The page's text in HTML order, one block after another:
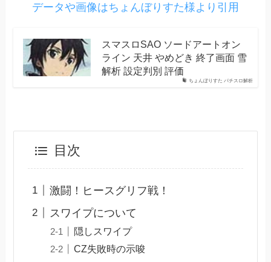
データや画像はちょんぼりすた様より引用
ちょんぼりすた パチスロ解析
スマスロSAO ソードアートオン
ライン 天井 やめどき 終了画面 雪
解析 設定判別 評価
目次
激闘！ヒースグリフ戦！
スワイプについて
隠しスワイプ
CZ失敗時の示唆